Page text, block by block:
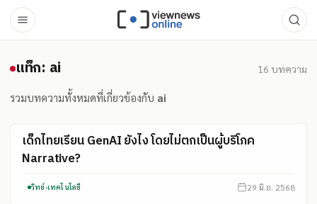
แท็ก: ai
แท็ก: ai 16 บทความ
รวมบทความทั้งหมดที่เกี่ยวข้องกับ ai
เด็กไทยเรียน GenAI ยังไง โดยไม่ตกเป็นผู้บริโภค
Narrative?
วิทย์-เทคโนโลยี 29 มิ.ย. 2568